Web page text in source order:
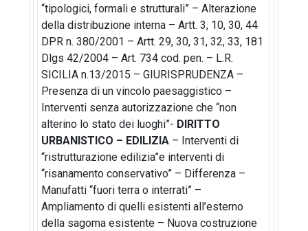
“tipologici, formali e strutturali” – Alterazione
della distribuzione interna – Artt. 3, 10, 30, 44
DPR n. 380/2001 – Artt. 29, 30, 31, 32, 33, 181
Dlgs 42/2004 – Art. 734 cod. pen. – L.R.
SICILIA n.13/2015 – GIURISPRUDENZA –
Presenza di un vincolo paesaggistico –
Interventi senza autorizzazione che “non
alterino lo stato dei luoghi”- DIRITTO
URBANISTICO – EDILIZIA – Interventi di
“ristrutturazione edilizia”e interventi di
“risanamento conservativo” – Differenza –
Manufatti “fuori terra o interrati” –
Ampliamento di quelli esistenti all’esterno
della sagoma esistente – Nuova costruzione